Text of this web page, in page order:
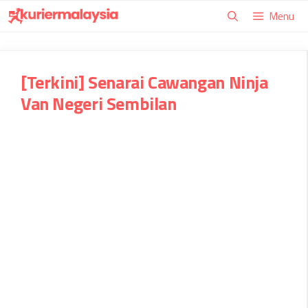
Skip
to
Menu
[Terkini] Senarai Cawangan Ninja
Van Negeri Sembilan